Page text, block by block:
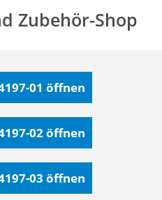
Zubehör-Shop
01 öffnen
02öffnen
03 öffnen